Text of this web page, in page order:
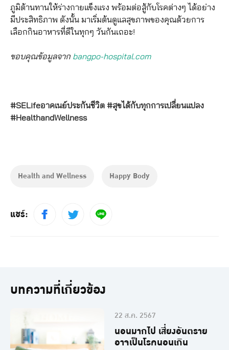
ภูมิต้านทานให้ร่างกายแข็งแรง พร้อมต่อสู้กับโรคต่างๆ ได้อย่าง
มีประสิทธิภาพ ดังนั้น มาเริ่มต้นดูแลสุขภาพของคุณด้วยการ
เลือกกินอาหารที่ดีในทุกๆ วันกันเถอะ!
ขอบคุณข้อมูลจาก bangpo-hospital.com
#SELifeอาคเนย์ประกันชีวิต #สุขได้กับทุกการเปลี่ยนแปลง
#HealthandWellness
Health and Wellness Happy Body
แชร์:
บทความที่เกี่ยวข้อง
22 ส.ค. 2567
นอนมากไป เสี่ยงอันตราย
อาจเป็นโรคนอนเกิน